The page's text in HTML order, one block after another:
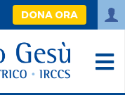
DONA ORA